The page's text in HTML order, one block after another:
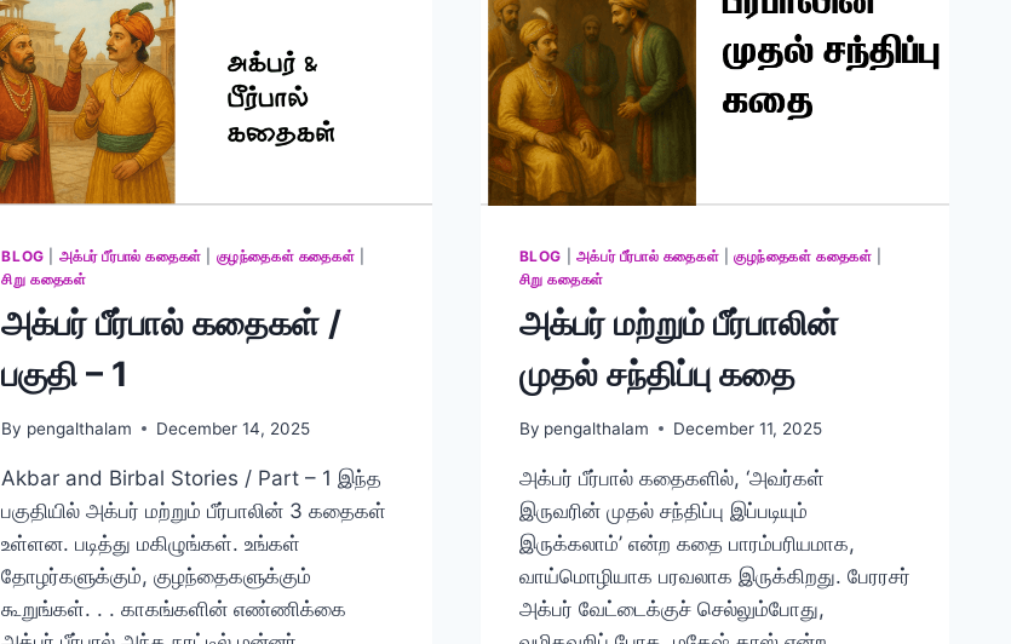
BLOG அக்பர் பீர்பால் கதைகள் குழந்தைகள் கதைகள்
சிறு கதைகள்
அக்பர் பீர்பால் கதைகள் /
பகுதி – 1
By pengalthalam December 14, 2025
Akbar and Birbal Stories / Part – 1 இந்த
பகுதியில் அக்பர் மற்றும் பீர்பாலின் 3 கதைகள்
உள்ளன. படித்து மகிழுங்கள். உங்கள்
தோழர்களுக்கும், குழந்தைகளுக்கும்
கூறுங்கள். . . காகங்களின் எண்ணிக்கை
BLOG அக்பர் பீர்பால் கதைகள் குழந்தைகள் கதைகள்
சிறு கதைகள்
அக்பர் மற்றும் பீர்பாலின்
முதல் சந்திப்பு கதை
By pengalthalam December 11, 2025
அக்பர் பீர்பால் கதைகளில், ‘அவர்கள்
இருவரின் முதல் சந்திப்பு இப்படியும்
இருக்கலாம்’ என்ற கதை பாரம்பரியமாக,
வாய்மொழியாக பரவலாக இருக்கிறது. பேரரசர்
அக்பர் வேட்டைக்குச் செல்லும்போது,